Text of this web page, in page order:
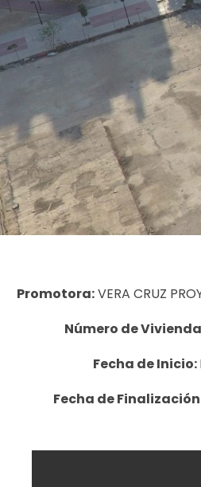
Promotora:VERA CRUZ
Número de
Fecha de Inicio:
Fecha de